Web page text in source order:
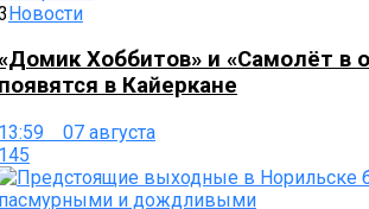
Новости
Хоббитов» и «Самолёт в
в Кайеркане
07 августа